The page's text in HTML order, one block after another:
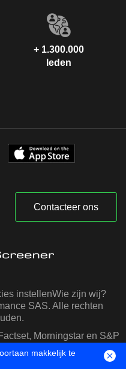
+ 1.300.000
leden
Contacteer ons
instellenWie zijn wij?
SAS. Alle rechten
Morningstar en S&P
makkelijk te